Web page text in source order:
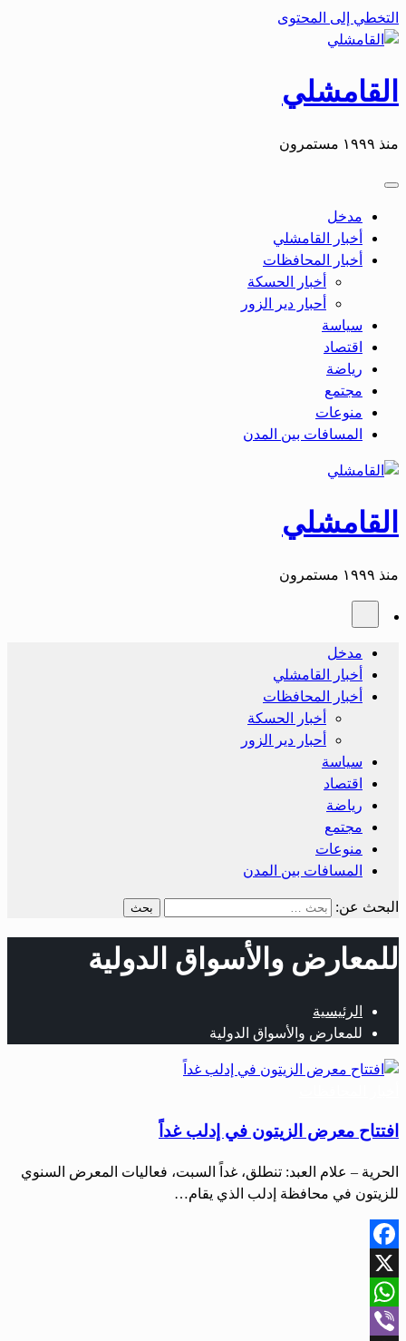
التخطي إلى المحتوى
القامشلي
منذ ١٩٩٩ مستمرون
مدخل
أخبار القامشلي
أخبار المحافظات
أخبار الحسكة
أحبار دير الزور
سياسة
اقتصاد
رياضة
مجتمع
منوعات
المسافات بين المدن
القامشلي
منذ ١٩٩٩ مستمرون
مدخل
أخبار القامشلي
أخبار المحافظات
أخبار الحسكة
أحبار دير الزور
سياسة
اقتصاد
رياضة
مجتمع
منوعات
المسافات بين المدن
البحث عن:
للمعارض والأسواق الدولية
الرئيسية
للمعارض والأسواق الدولية
افتتاح معرض الزيتون في إدلب غداً
الحرية – علام العبد: تنطلق، غداً السبت، فعاليات المعرض السنوي
للزيتون في محافظة إدلب الذي يقام…
Facebook
X
WhatsApp